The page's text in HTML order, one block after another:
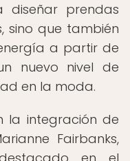
diseñar prendas
sino que también
a partir de
nuevo nivel de
en la moda.
la integración de
Fairbanks,